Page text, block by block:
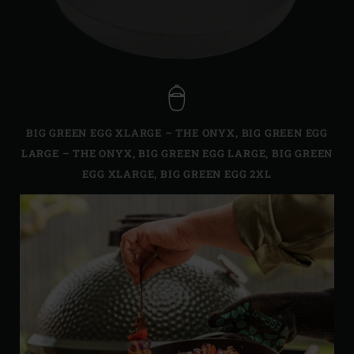
BIG GREEN EGG XLARGE – THE ONYX, BIG GREEN EGG
LARGE – THE ONYX,BIG GREEN EGG LARGE,BIG GREEN
EGG XLARGE, BIG GREEN EGG 2XL